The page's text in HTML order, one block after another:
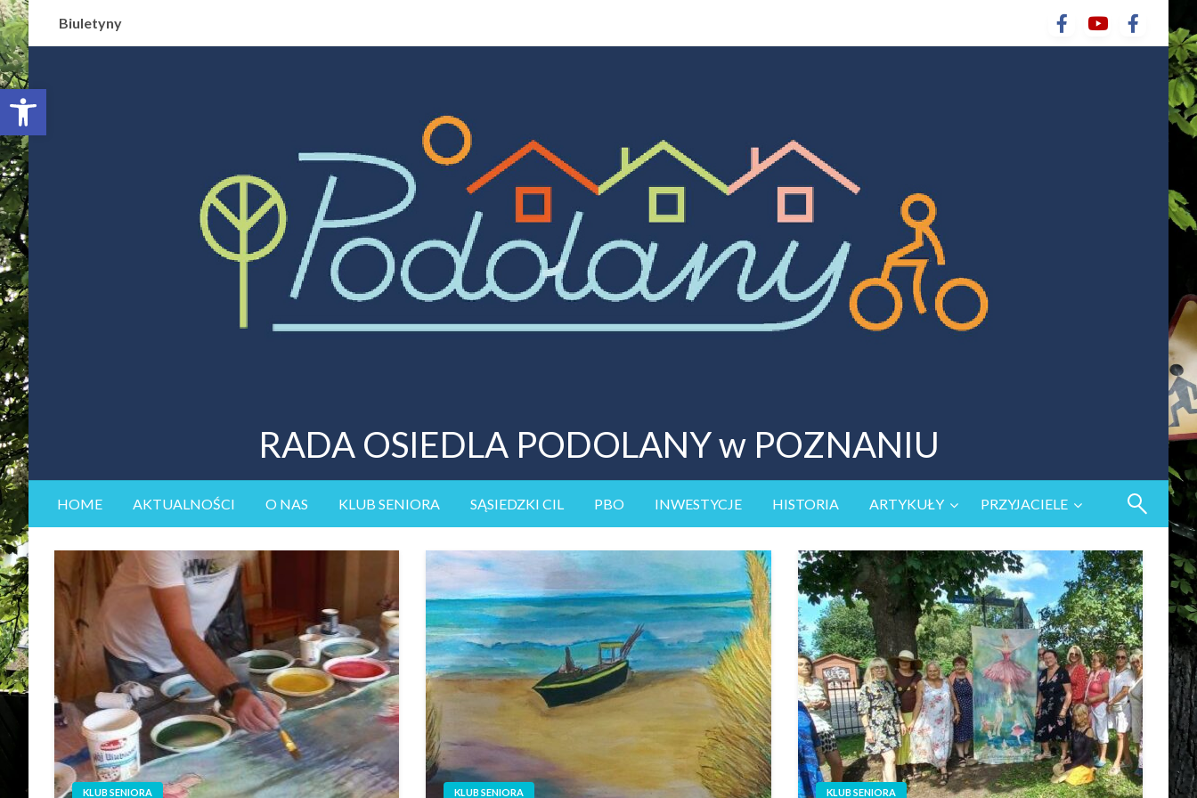
Otwórz pasek narzędzi
Biuletyny
RADA OSIEDLA PODOLANY w POZNANIU
HOME AKTUALNOŚCI O NAS KLUB SENIORA SĄSIEDZKI CIL PBO INWESTYCJE HISTORIA ARTYKUŁY PRZYJACIELE
KLUB SENIORA KLUB SENIORA KLUB SENIORA